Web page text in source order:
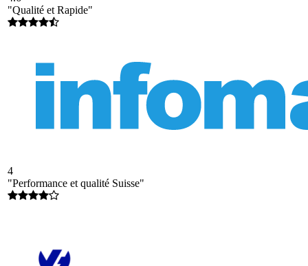
"Qualité et Rapide"
4
"Performance et qualité Suisse"